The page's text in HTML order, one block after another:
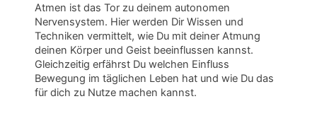
Atmen ist das Tor zu deinem autonomen
Nervensystem. Hier werden Dir Wissen und
Techniken vermittelt, wie Du mit deiner Atmung
deinen Körper und Geist beeinflussen kannst.
Gleichzeitig erfährst Du welchen Einfluss
Bewegung im täglichen Leben hat und wie Du das
für dich zu Nutze machen kannst.